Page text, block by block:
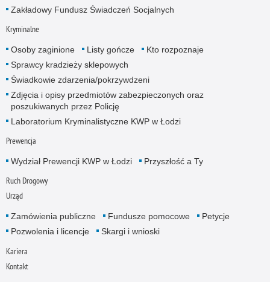
Zakładowy Fundusz Świadczeń Socjalnych
Kryminalne
Osoby zaginione Listy gończe
Kto rozpoznaje
Sprawcy kradzieży sklepowych
Świadkowie zdarzenia/pokrzywdzeni
Zdjęcia i opisy przedmiotów zabezpieczonych oraz
poszukiwanych przez Policję
Laboratorium Kryminalistyczne KWP w Łodzi
Prewencja
Wydział Prewencji KWP w Łodzi Przyszłość a Ty
Ruch Drogowy
Urząd
Zamówienia publiczne Fundusze pomocowe
Petycje
Pozwolenia i licencje
Skargi i wnioski
Kariera
Kontakt